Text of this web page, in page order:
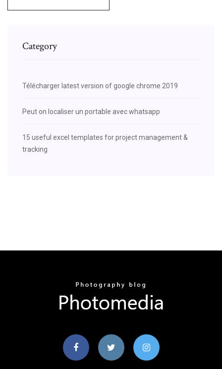
Category
Télécharger latest version of google chrome 2019
Peut on localiser un portable avec whatsapp
15 useful excel templates for project management &
tracking